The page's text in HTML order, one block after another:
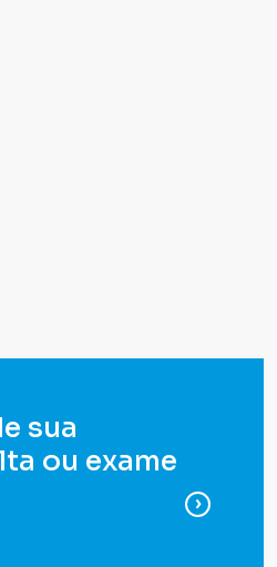
sua
ou exame
para